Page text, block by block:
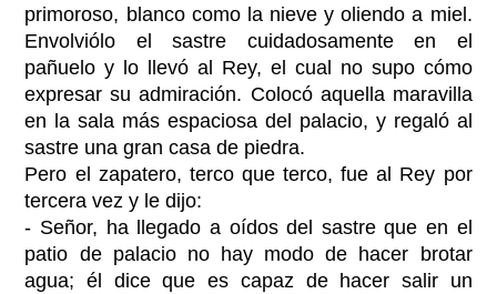
primoroso, blanco como la nieve y oliendo a miel.
Envolviólo el sastre cuidadosamente en el
pañuelo y lo llevó al Rey, el cual no supo cómo
expresar su admiración. Colocó aquella maravilla
en la sala más espaciosa del palacio, y regaló al
sastre una gran casa de piedra.
Pero el zapatero, terco que terco, fue al Rey por
tercera vez y le dijo:
- Señor, ha llegado a oídos del sastre que en el
patio de palacio no hay modo de hacer brotar
agua; él dice que es capaz de hacer salir un